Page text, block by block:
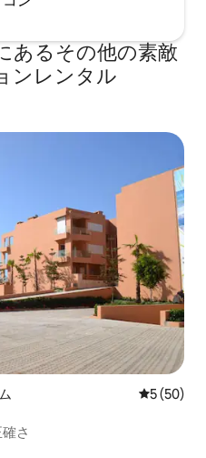
あるその他の素敵
ンレンタル
レビュー
5 (50)
さ